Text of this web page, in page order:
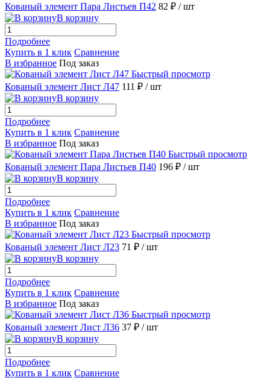
Кованый элемент Пара Листьев П42 82 ₽ / шт
В корзину
Подробнее
Купить в 1 клик Сравнение
В избранное Под заказ
Быстрый просмотр
Кованый элемент Лист Л47 111 ₽ / шт
В корзину
Подробнее
Купить в 1 клик Сравнение
В избранное Под заказ
Быстрый просмотр
Кованый элемент Пара Листьев П40 196 ₽ / шт
В корзину
Подробнее
Купить в 1 клик Сравнение
В избранное Под заказ
Быстрый просмотр
Кованый элемент Лист Л23 71 ₽ / шт
В корзину
Подробнее
Купить в 1 клик Сравнение
В избранное Под заказ
Быстрый просмотр
Кованый элемент Лист Л36 37 ₽ / шт
В корзину
Подробнее
Купить в 1 клик Сравнение